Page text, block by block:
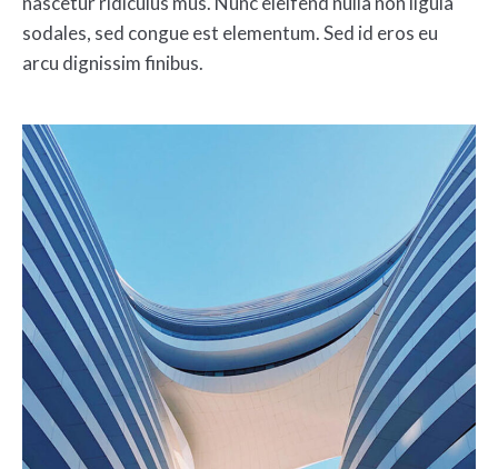
sodales, sed congue est elementum. Sed id eros eu
arcu dignissim finibus.